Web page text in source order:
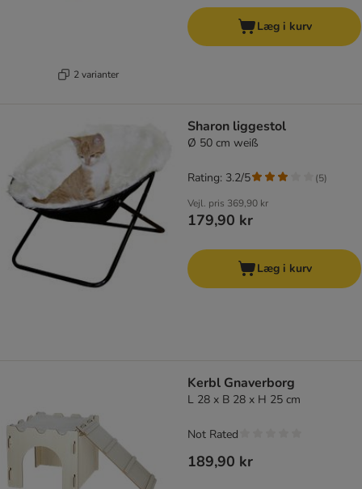
2 varianter
Læg i kurv
Sharon liggestol
Ø 50 cm weiß
Vejl. pris 369,90 kr
179,90 kr
Rating: 3.2/5 (5)
Læg i kurv
Kerbl Gnaverborg
L 28 x B 28 x H 25 cm
189,90 kr
Not Rated